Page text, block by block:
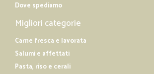
Dove spediamo
Migliori categorie
Carne fresca e lavorata
Salumi e affettati
Pasta, riso e cerali